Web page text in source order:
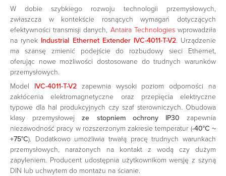
W dobie szybkiego rozwoju technologii przemysłowych,
zwłaszcza w kontekście rosnących wymagań dotyczących
efektywności transmisji danych, Antaira Technologieswprowadziła
na rynek Industrial Ethernet Extender IVC-4011-T-V2. Urządzenie
ma szansę zmienić podejście do rozbudowy sieci Ethernet,
oferując nowe możliwości dostosowane do trudnych warunków
przemysłowych.
Model IVC-4011-T-V2 zapewnia wysoki poziom odporności na
zakłócenia elektromagnetyczne oraz przepięcia elektryczne
typowe dla hal produkcyjnych czy szaf sterowniczych. Obudowa
klasy przemysłowej ze stopniem ochrony IP30 zapewnia
niezawodność pracy w rozszerzonym zakresie temperatur (-40°C ~
+75°C). Dodatkowo umożliwia trwałą pracę trudnych warunkach
przemysłowych, narażonych na kontakt z wodą czy dużym
zapyleniem. Producent udostępnia użytkownikom wersję z szyną
DIN lub uchwytem do montażu na ścianie.